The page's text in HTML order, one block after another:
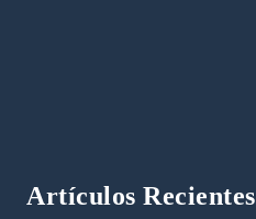
Artículos Recientes